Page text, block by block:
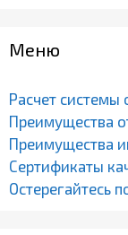
Меню
Расчет системы
Преимущества
Преимущества
Сертификаты
Остерегайтесь